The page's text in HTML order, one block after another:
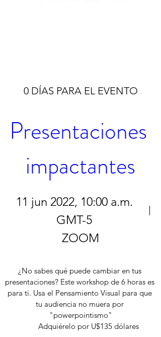
0 DÍAS PARA EL EVENTO
Presentaciones
impactantes
11 jun 2022, 10:00 a.m.
GMT-5
ZOOM
¿No sabes qué puede cambiar en tus
presentaciones? Este workshop de 6 horas es
para ti. Usa el Pensamiento Visual para que
tu audiencia no muera por
"powerpointismo"
        Adquiérelo por U$135 dólares